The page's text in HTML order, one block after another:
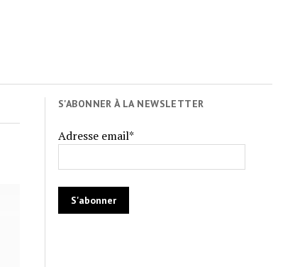
S'ABONNER À LA NEWSLETTER
Adresse email*